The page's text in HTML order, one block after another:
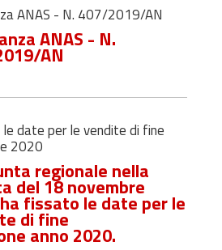
ANAS - N. 407/2019/AN
ANAS - N.
AN
date per le vendite di fine
2020
regionale nella
del 18 novembre
fissato le date per le
di fine
anno 2020.